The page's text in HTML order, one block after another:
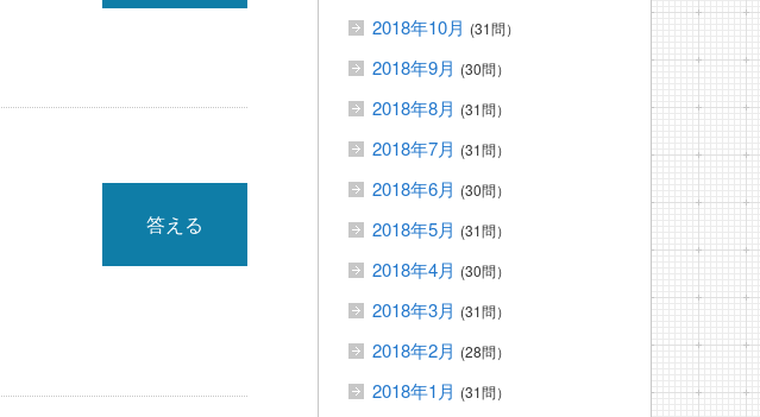
答える
2018年10月 (31問）
2018年9月 (30問）
2018年8月 (31問）
2018年7月 (31問）
2018年6月 (30問）
2018年5月 (31問）
2018年4月 (30問）
2018年3月 (31問）
2018年2月 (28問）
2018年1月 (31問）